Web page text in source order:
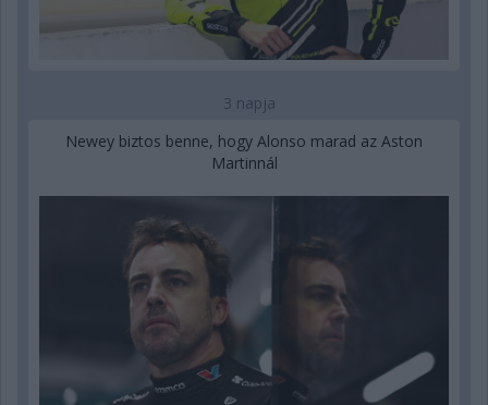
3 napja
Newey biztos benne, hogy Alonso marad az Aston
Martinnál